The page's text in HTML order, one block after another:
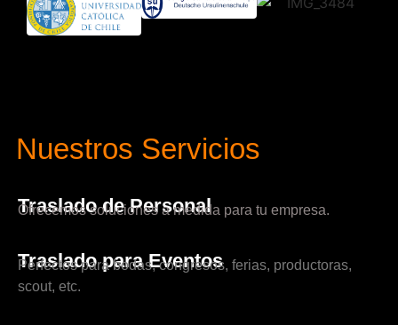
Nuestros Servicios
Traslado de Personal
Ofrecemos soluciones a medida para tu empresa.
Traslado para Eventos
Perfectos para bodas, congresos, ferias, productoras,
scout, etc.